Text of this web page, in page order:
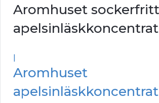
Aromhuset sockerfritt
apelsinläskkoncentrat
|
Aromhuset
apelsinläskkoncentrat